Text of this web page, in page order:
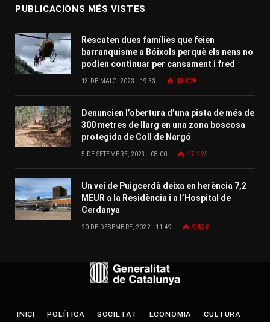
PUBLICACIONS MÉS VISTES
Rescaten dues famílies que feien
barranquisme a Bóixols perquè els nens no
podien continuar per cansament i fred
13 DE MAIG, 2023 - 19:33 18.028
Denuncien l’obertura d’una pista de més de
300 metres de llarg en una zona boscosa
protegida de Coll de Nargó
5 DE SETEMBRE, 2023 - 08:00 17.225
Un veí de Puigcerdà deixa en herència 7,2
MEUR a la Residència i a l’Hospital de
Cerdanya
20 DE DESEMBRE, 2022 - 11:49 9.530
INICI POLÍTICA SOCIETAT ECONOMIA CULTURA